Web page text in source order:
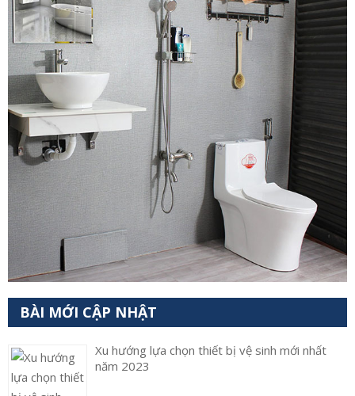
BÀI MỚI CẬP NHẬT
Xu hướng lựa chọn thiết bị vệ sinh mới nhất
năm 2023